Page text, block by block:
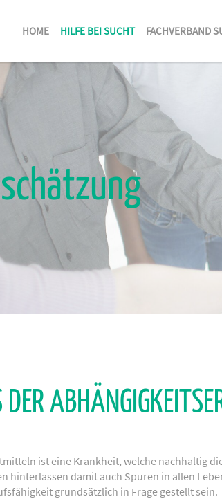
HOME HILFE BEI SUCHT FACHVERBAND
ist eine Krankheit, welche nachhaltig
hinterlassen damit auch Spuren in allen
grundsätzlich in Frage gestellt sein.